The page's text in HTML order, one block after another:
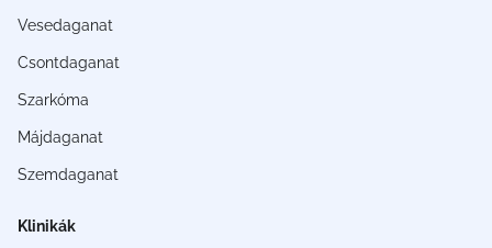
Vesedaganat
Csontdaganat
Szarkóma
Májdaganat
Szemdaganat
Klinikák